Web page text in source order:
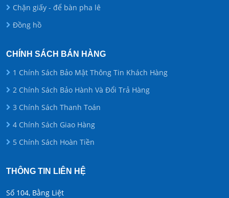
Chặn giấy - để bàn pha lê
Đồng hồ
CHÍNH SÁCH BÁN HÀNG
1 Chính Sách Bảo Mật Thông Tin Khách Hàng
2 Chính Sách Bảo Hành Và Đổi Trả Hàng
3 Chính Sách Thanh Toán
4 Chính Sách Giao Hàng
5 Chính Sách Hoàn Tiền
THÔNG TIN LIÊN HỆ
Số 104, Bằng Liệt